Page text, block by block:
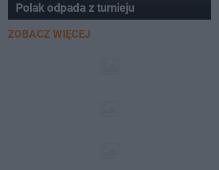
Polak odpada z turnieju
ZOBACZ WIĘCEJ